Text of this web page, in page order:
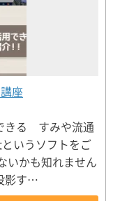
座
きる すみや流通
いうソフトをご
いかも知れません
影す…